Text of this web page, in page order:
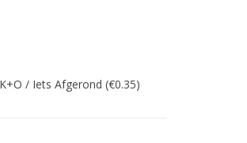
/ Iets Afgerond (€0.35)